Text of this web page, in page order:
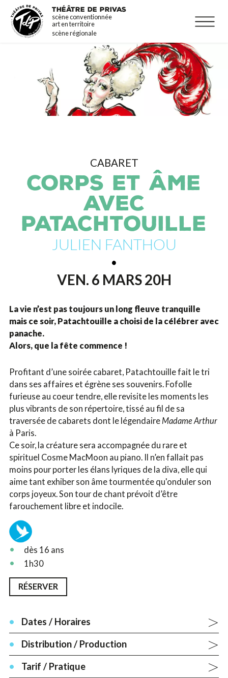
Aller
contenu
THÉÂTRE DE PRIVAS
scène conventionnée
art en territoire
scène régionale
La programmation
Infos pratiques
CABARET
CORPS ET ÂME
AVEC
PATACHTOUILLE
JULIEN FANTHOU
VEN. 6 MARS 20H
La vie n’est pas toujours un long fleuve tranquille
mais ce soir, Patachtouille a choisi de la célébrer avec
panache.
Alors, que la fête commence !
Profitant d’une soirée cabaret, Patachtouille fait le tri
dans ses affaires et égrène ses souvenirs. Fofolle
furieuse au coeur tendre, elle revisite les moments les
plus vibrants de son répertoire, tissé au fil de sa
traversée de cabarets dont le légendaire Madame Arthur
à Paris.
Ce soir, la créature sera accompagnée du rare et
spirituel Cosme MacMoon au piano. Il n’en fallait pas
moins pour porter les élans lyriques de la diva, elle qui
aime tant exhiber son âme tourmentée qu'onduler son
corps joyeux. Son tour de chant prévoit d’être
farouchement libre et indocile.
dès 16 ans
1h30
RÉSERVER
Dates / Horaires
Distribution / Production
Tarif / Pratique